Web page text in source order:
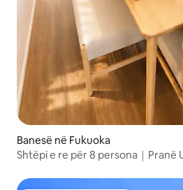
Banesë në Fukuoka
Shtëpi e re për 8 persona｜Pranë